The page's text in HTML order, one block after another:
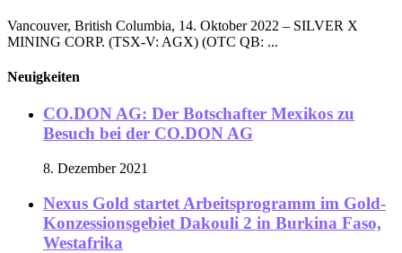
Vancouver, British Columbia, 14. Oktober 2022 – SILVER X
MINING CORP. (TSX-V: AGX) (OTC QB: ...
Neuigkeiten
CO.DON AG: Der Botschafter Mexikos zu
Besuch bei der CO.DON AG
8. Dezember 2021
Nexus Gold startet Arbeitsprogramm im Gold-
Konzessionsgebiet Dakouli 2 in Burkina Faso,
Westafrika